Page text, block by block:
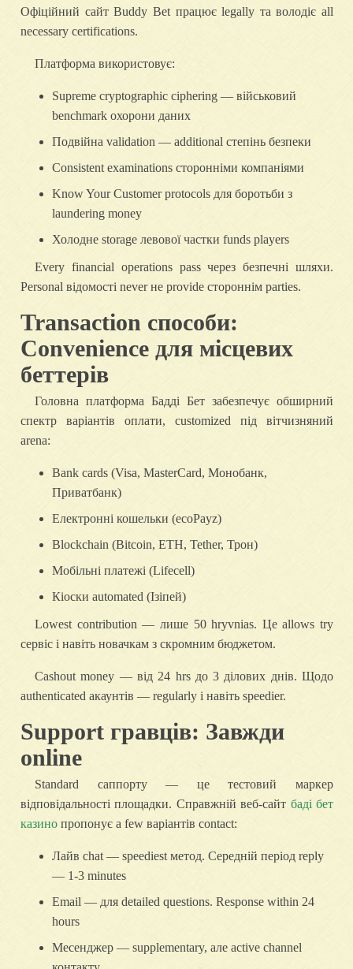
Офіційний сайт Buddy Bet працює legally та володіє all
necessary certifications.
Платформа використовує:
Supreme cryptographic ciphering — військовий
benchmark охорони даних
Подвійна validation — additional степінь безпеки
Consistent examinations сторонніми компаніями
Know Your Customer protocols для боротьби з
laundering money
Холодне storage левової частки funds players
Every financial operations pass через безпечні шляхи.
Personal відомості never не provide стороннім parties.
Transaction способи:
Convenience для місцевих
беттерів
Головна платформа Бадді Бет забезпечує обширний
спектр варіантів оплати, customized під вітчизняний
arena:
Bank cards (Visa, MasterCard, Монобанк,
Приватбанк)
Електронні кошельки (ecoPayz)
Blockchain (Bitcoin, ETH, Tether, Трон)
Мобільні платежі (Lifecell)
Кіоски automated (Ізіпей)
Lowest contribution — лише 50 hryvnias. Це allows try
сервіс і навіть новачкам з скромним бюджетом.
Cashout money — від 24 hrs до 3 ділових днів. Щодо
authenticated акаунтів — regularly і навіть speedier.
Support гравців: Завжди
online
Standard саппорту — це тестовий маркер
відповідальності площадки. Справжній веб-сайт баді бет
казино пропонує a few варіантів contact:
Лайв chat — speediest метод. Середній період reply
— 1-3 minutes
Email — для detailed questions. Response within 24
hours
Месенджер — supplementary, але active channel